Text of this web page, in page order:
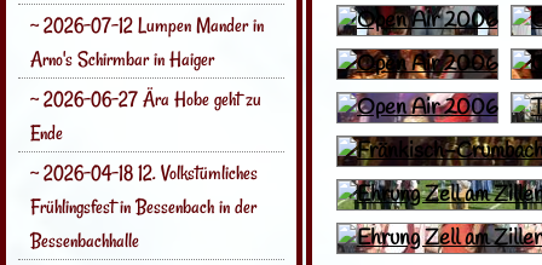
~ 2026-07-12 Lumpen Mander in
Arno's Schirmbar in Haiger
~ 2026-06-27 Ära Hobe geht zu
Ende
~ 2026-04-18 12. Volkstümliches
Frühlingsfest in Bessenbach in der
Bessenbachhalle